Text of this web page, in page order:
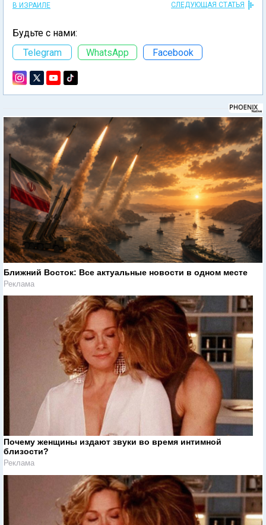
В ИЗРАИЛЕ СЛЕДУЮЩАЯ СТАТЬЯ
Будьте с нами:
Telegram
WhatsApp Facebook
Ближний Восток: Все актуальные новости в одном месте
Реклама
Почему женщины издают звуки во время интимной
близости?
Реклама